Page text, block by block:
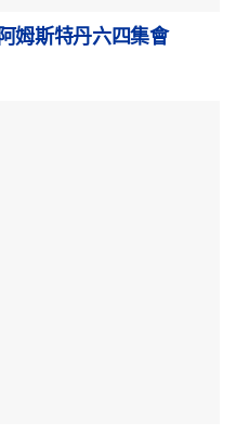
姆斯特丹六四集會